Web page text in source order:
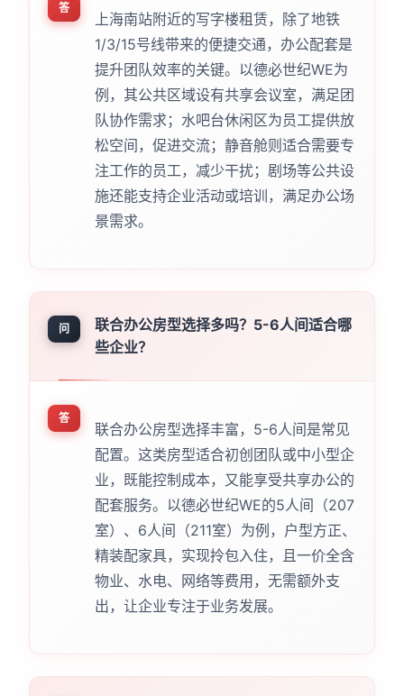
答
上海南站附近的写字楼租赁，除了地铁
1/3/15号线带来的便捷交通，办公配套是
提升团队效率的关键。以德必世纪WE为
例，其公共区域设有共享会议室，满足团
队协作需求；水吧台休闲区为员工提供放
松空间，促进交流；静音舱则适合需要专
注工作的员工，减少干扰；剧场等公共设
施还能支持企业活动或培训，满足办公场
景需求。
问
联合办公房型选择多吗？5-6人间适合哪
些企业？
答
联合办公房型选择丰富，5-6人间是常见
配置。这类房型适合初创团队或中小型企
业，既能控制成本，又能享受共享办公的
配套服务。以德必世纪WE的5人间（207
室）、6人间（211室）为例，户型方正、
精装配家具，实现拎包入住，且一价全含
物业、水电、网络等费用，无需额外支
出，让企业专注于业务发展。